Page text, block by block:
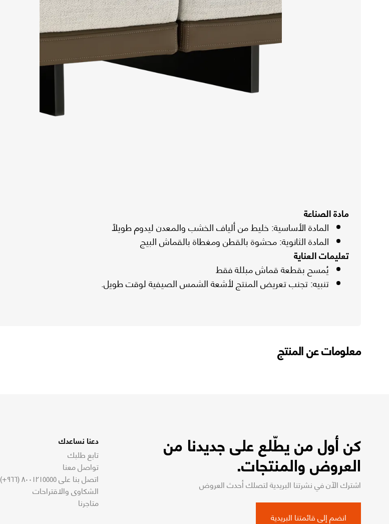
مادة الصناعة
المادة الأساسية: خليط من ألياف الخشب والمعدن ليدوم طويلًا
المادة الثانوية: محشوة بالقطن ومغطاة بالقماش البيج
تعليمات العناية
يُمسح بقطعة قماش مبللة فقط
تنبيه: تجنب تعريض المنتج لأشعة الشمس الصيفية لوقت طويل.
معلومات عن المنتج
كن أول من يطّلع على جديدنا من
العروض والمنتجات.
اشترك الآن في نشرتنا البريدية لتصلك أحدث العروض
انضم إلى قائمتنا البريدية
دعنا نساعدك
تابع طلبك
تواصل معنا
اتصل بنا على ٨٠٠١٢١٥٥٥٥ (٩٦٦+)
الشكاوى والاقتراحات
متاجرنا